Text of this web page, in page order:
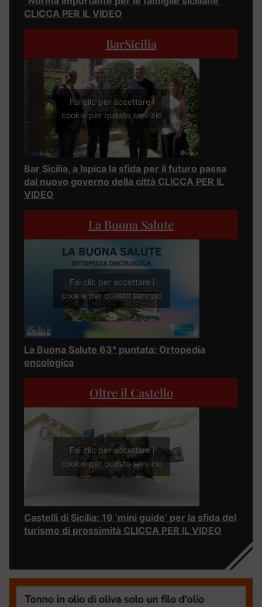
CLICCA PER IL VIDEO
BarSicilia
Fai clic per accettare i
cookie per questo servizio
Bar Sicilia, a Ispica la sfida per il futuro passa
dal nuovo governo della città CLICCA PER IL
VIDEO
La Buona Salute
Fai clic per accettare i
cookie per questo servizio
La Buona Salute 63° puntata: Ortopedia
oncologica
Oltre il Castello
Fai clic per accettare i
cookie per questo servizio
Castelli di Sicilia: 19 ‘mini guide’ per la sfida del
turismo di prossimità CLICCA PER IL VIDEO